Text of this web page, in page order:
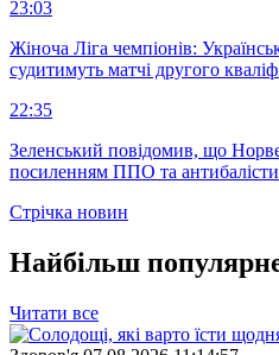
23:03
Жіноча Ліга чемпіонів:
судитимуть матчі другого
22:35
Зеленський повідомив, що
посиленням ППО та
Стрічка новин
Найбiльш
Читати все